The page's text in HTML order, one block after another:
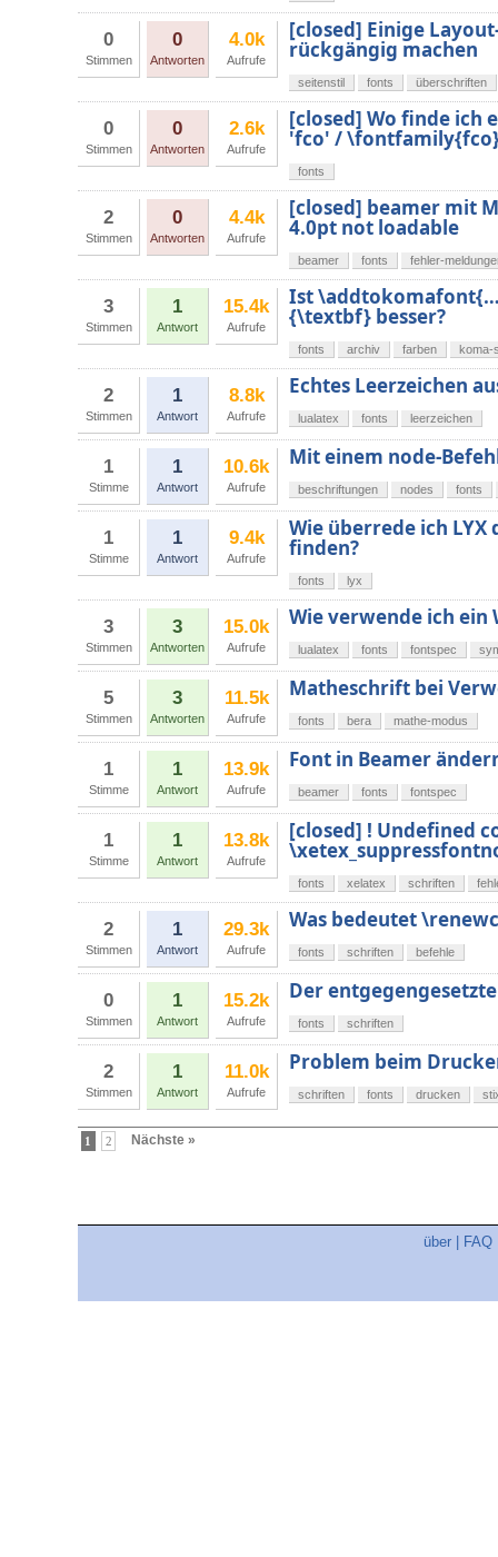
0
Stimmen
0
Antworten
4.0k
Aufrufe
[closed] Einige
rückgängig machen
seitenstil fonts überschriften
0
Stimmen
0
Antworten
2.6k
Aufrufe
[closed] Wo finde ich
'fco' /
fonts
2
Stimmen
0
Antworten
4.4k
Aufrufe
[closed] beamer mit
4.0pt not loadable
beamer fonts fehler-
3
Stimmen
1
Antwort
15.4k
Aufrufe
Ist
{\textbf} besser?
fonts archiv farben koma-
2
Stimmen
1
Antwort
8.8k
Aufrufe
Echtes Leerzeichen
lualatex fonts leerzeichen
1
Stimme
1
Antwort
10.6k
Aufrufe
Mit einem node-
beschriftungen nodes fonts
1
Stimme
1
Antwort
9.4k
Aufrufe
Wie überrede ich
finden?
fonts lyx
3
Stimmen
3
Antworten
15.0k
Aufrufe
Wie verwende ich ein
lualatex fonts fontspec
5
Stimmen
3
Antworten
11.5k
Aufrufe
Matheschrift bei
fonts bera mathe-modus
1
Stimme
1
Antwort
13.9k
Aufrufe
Font in Beamer
beamer fonts fontspec
1
Stimme
1
Antwort
13.8k
Aufrufe
[closed] ! Undefined
fonts xelatex schriften
2
Stimmen
1
Antwort
29.3k
Aufrufe
Was bedeutet
fonts schriften befehle
0
Stimmen
1
Antwort
15.2k
Aufrufe
Der
fonts schriften
2
Stimmen
1
Antwort
11.0k
Aufrufe
Problem beim
schriften fonts drucken
1 2 Nächste »
über FAQ